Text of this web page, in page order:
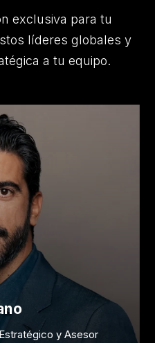
exclusiva para tu
líderes globales y
a tu equipo.
y Asesor